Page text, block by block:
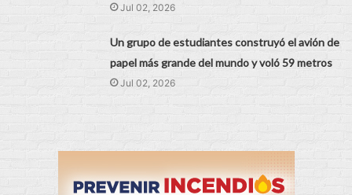
Jul 02, 2026
Un grupo de estudiantes construyó el avión de
papel más grande del mundo y voló 59 metros
Jul 02, 2026